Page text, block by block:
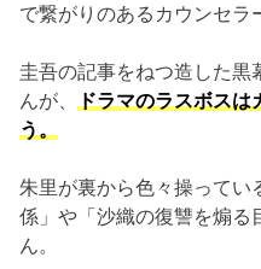
で繋がりのあるカウンセラ
圭吾の記事をねつ造した黒
んが、
ドラマのラスボスは
う。
朱里が裏から色々操ってい
係」や「沙織の復讐を煽る
ん。